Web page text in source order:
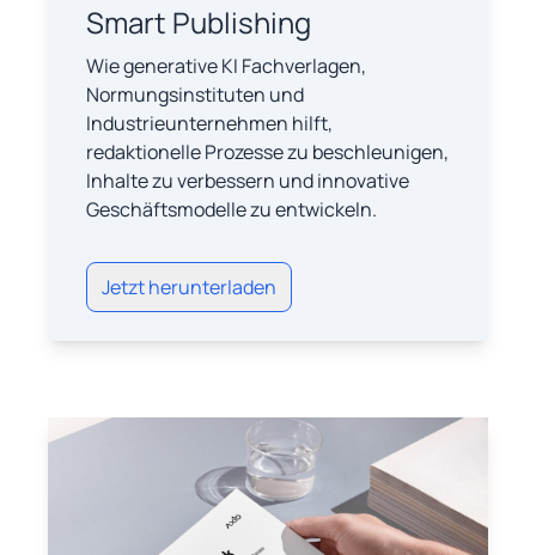
Smart Publishing
Wie generative KI Fachverlagen,
Normungsinstituten und
Industrieunternehmen hilft,
redaktionelle Prozesse zu beschleunigen,
Inhalte zu verbessern und innovative
Geschäftsmodelle zu entwickeln.
Jetzt herunterladen